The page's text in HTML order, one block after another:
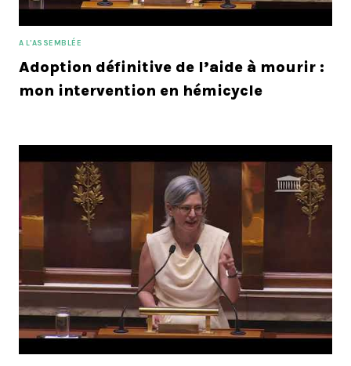
A L'ASSEMBLÉE
Adoption définitive de l’aide à mourir :
mon intervention en hémicycle